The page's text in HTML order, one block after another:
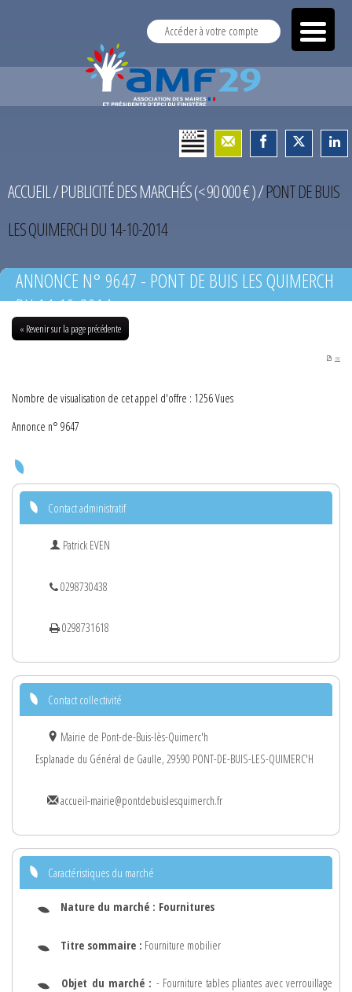
Accéder à votre compte
ACCUEIL/PUBLICITÉ DES MARCHÉS (< 90 000 € )/PONT DE BUIS
LES QUIMERCH DU 14-10-2014
ANNONCE N° 9647 - PONT DE BUIS LES QUIMERCH
DU 14-10-2014
« Revenir sur la page précédente
PDF
Nombre de visualisation de cet appel d'offre : 1256 Vues
Annonce n° 9647
Contact administratif
Patrick EVEN
0298730438
0298731618
Contact collectivité
Mairie de Pont-de-Buis-lès-Quimerc'h
Esplanade du Général de Gaulle, 29590 PONT-DE-BUIS-LES-QUIMERC'H
accueil-mairie@pontdebuislesquimerch.fr
Caractéristiques du marché
Nature du marché : Fournitures
Titre sommaire : Fourniture mobilier
Objet du marché : - Fourniture tables pliantes avec verrouillage